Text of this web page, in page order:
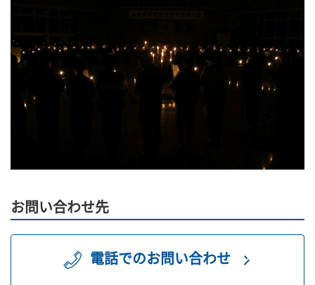
お問い合わせ先
電話でのお問い合わせ